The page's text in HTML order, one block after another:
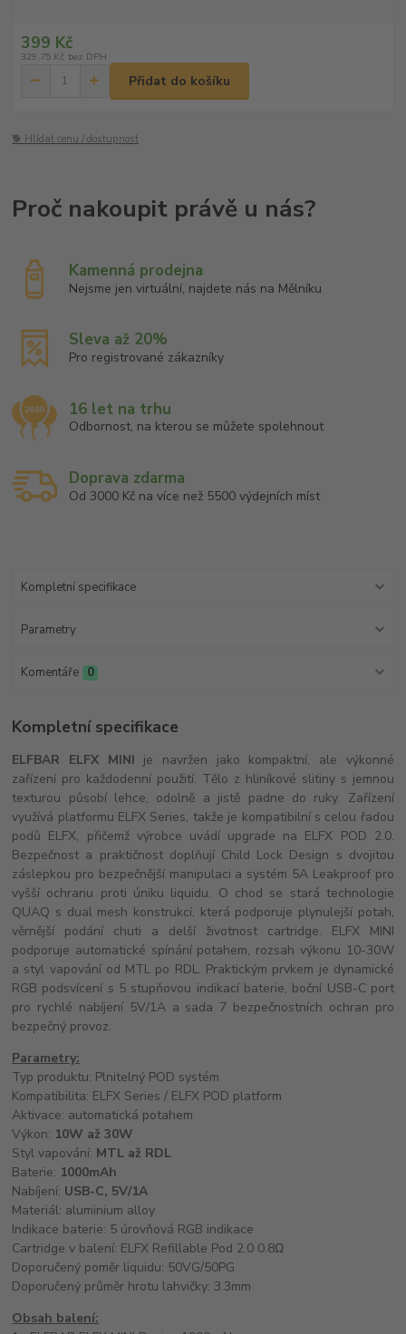
399 Kč
329,75 Kč bez DPH
Přidat do košíku
🐕 Hlídat cenu / dostupnost
Kamenná prodejna
Nejsme jen virtuální, najdete nás na Mělníku
Sleva až 20%
Pro registrované zákazníky
16 let na trhu
Odbornost, na kterou se můžete spolehnout
Doprava zdarma
Od 3000 Kč na více než 5500 výdejních míst
Kompletní specifikace
Parametry
Komentáře 0
Kompletní specifikace
ELFBAR ELFX MINI je navržen jako kompaktní, ale výkonné
zařízení pro každodenní použití. Tělo z hliníkové slitiny s jemnou
texturou působí lehce, odolně a jistě padne do ruky. Zařízení
využívá platformu ELFX Series, takže je kompatibilní s celou řadou
podů ELFX, přičemž výrobce uvádí upgrade na ELFX POD 2.0.
Bezpečnost a praktičnost doplňují Child Lock Design s dvojitou
záslepkou pro bezpečnější manipulaci a systém 5A Leakproof pro
vyšší ochranu proti úniku liquidu. O chod se stará technologie
QUAQ s dual mesh konstrukcí, která podporuje plynulejší potah,
věrnější podání chuti a delší životnost cartridge. ELFX MINI
podporuje automatické spínání potahem, rozsah výkonu 10-30W
a styl vapování od MTL po RDL. Praktickým prvkem je dynamické
RGB podsvícení s 5 stupňovou indikací baterie, boční USB-C port
pro rychlé nabíjení 5V/1A a sada 7 bezpečnostních ochran pro
bezpečný provoz.
Parametry:
Typ produktu: Plnitelný POD systém
Kompatibilita: ELFX Series / ELFX POD platform
Aktivace: automatická potahem
Výkon: 10W až 30W
Styl vapování: MTL až RDL
Baterie: 1000mAh
Nabíjení: USB-C, 5V/1A
Materiál: aluminium alloy
Indikace baterie: 5 úrovňová RGB indikace
Cartridge v balení: ELFX Refillable Pod 2.0 0.8Ω
Doporučený poměr liquidu: 50VG/50PG
Doporučený průměr hrotu lahvičky: 3.3mm
Obsah balení: